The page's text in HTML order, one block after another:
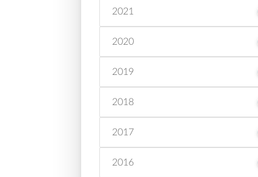
2021
2020
2019
2018
2017
2016